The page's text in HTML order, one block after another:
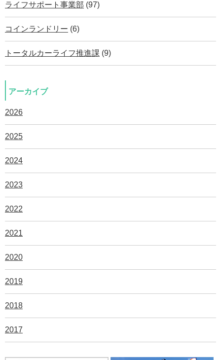
ライフサポート事業部 (97)
コインランドリー (6)
トータルカーライフ推進課 (9)
アーカイブ
2026
2025
2024
2023
2022
2021
2020
2019
2018
2017